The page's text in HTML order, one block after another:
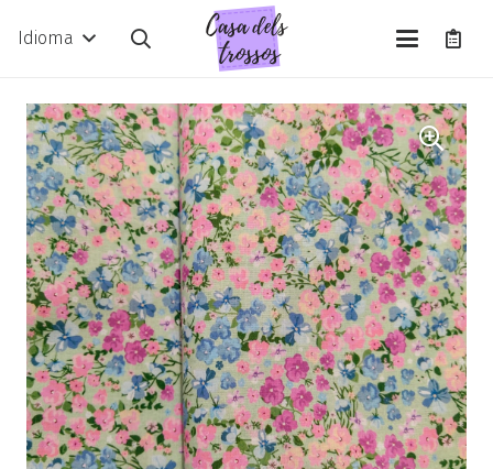
Idioma